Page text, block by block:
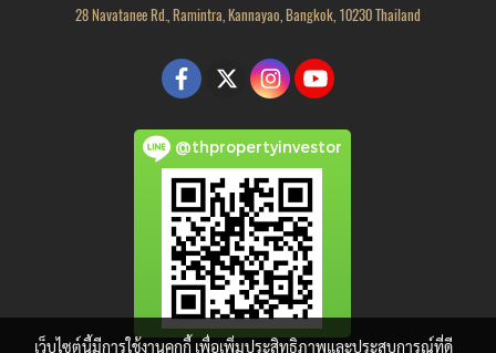
28 Navatanee Rd., Ramintra, Kannayao, Bangkok, 10230 Thailand
@thpropertyinvestor
เว็บไซต์นี้มีการใช้งานคุกกี้ เพื่อเพิ่มประสิทธิภาพและประสบการณ์ที่ดี